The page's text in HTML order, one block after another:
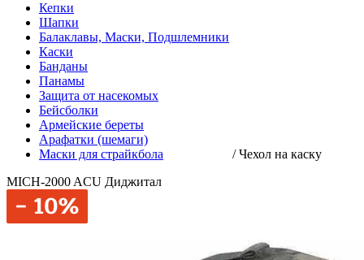
Кепки
Шапки
Балаклавы, Маски, Подшлемники
Каски
Банданы
Панамы
Защита от насекомых
Бейсболки
Армейские береты
Арафатки (шемаги)
Маски для страйкбола
/Чехол на каску
MICH-2000 ACU Диджитал